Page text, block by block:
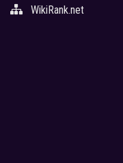
WikiRank.net